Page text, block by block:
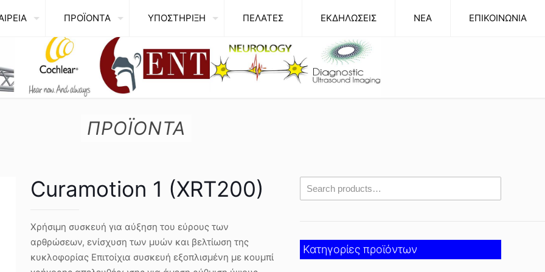
ΠΡΟΪΟΝΤΑ ΥΠΟΣΤΗΡΙΞΗ ΠΕΛΑΤΕΣ ΕΚΔΗΛΩΣΕΙΣ NEA ΕΠΙΚΟΙΝΩΝΙΑ
ΠΡΟΪΟΝΤΑ
Curamotion 1 (XRT200)
Χρήσιμη συσκευή για αύξηση του εύρους των
αρθρώσεων, ενίσχυση των μυών και βελτίωση της
κυκλοφορίας Επιτοίχια συσκευή εξοπλισμένη με κουμπί
Κατηγορίες προϊόντων